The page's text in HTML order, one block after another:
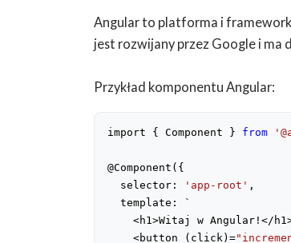
Angular to platforma i
jest rozwijany przez Google i ma
Przykład komponentu Angular:
import { Component } from
@Component({
  selector:
'app-root' ,
  template: `
<h1>Witaj w Angular!</
    <button (click)=